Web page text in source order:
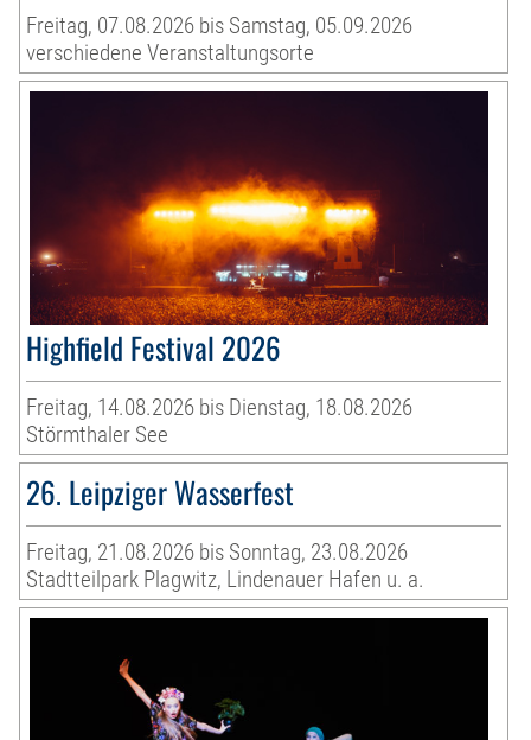
Freitag, 07.08.2026 bis Samstag, 05.09.2026
verschiedene Veranstaltungsorte
Highfield Festival 2026
Freitag, 14.08.2026 bis Dienstag, 18.08.2026
Störmthaler See
26. Leipziger Wasserfest
Freitag, 21.08.2026 bis Sonntag, 23.08.2026
Stadtteilpark Plagwitz, Lindenauer Hafen u. a.